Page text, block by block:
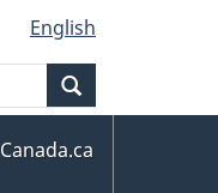
English
Canada.ca